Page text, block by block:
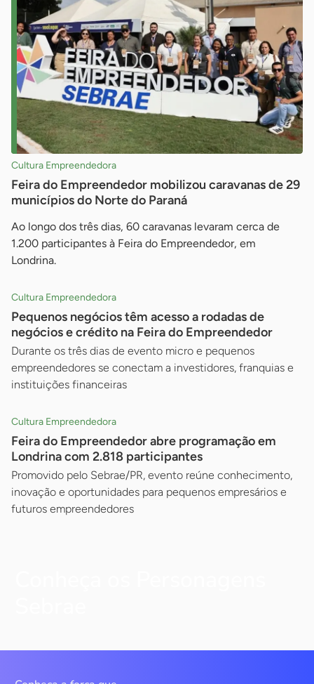
Cultura Empreendedora
Feira do Empreendedor mobilizou caravanas de 29
municípios do Norte do Paraná
Ao longo dos três dias, 60 caravanas levaram cerca de
1.200 participantes à Feira do Empreendedor, em
Londrina.
Cultura Empreendedora
Pequenos negócios têm acesso a rodadas de
negócios e crédito na Feira do Empreendedor
Durante os três dias de evento micro e pequenos
empreendedores se conectam a investidores, franquias e
instituições financeiras
Cultura Empreendedora
Feira do Empreendedor abre programação em
Londrina com 2.818 participantes
Promovido pelo Sebrae/PR, evento reúne conhecimento,
inovação e oportunidades para pequenos empresários e
futuros empreendedores